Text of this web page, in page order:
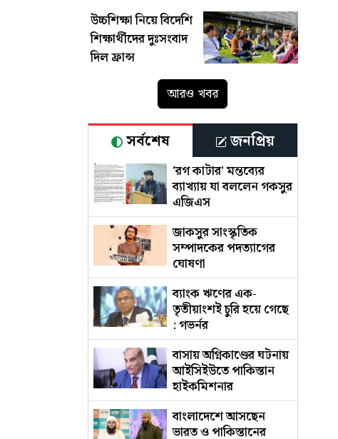
উচ্চশিক্ষা নিয়ে বিদেশি
শিক্ষার্থীদের দুঃসংবাদ
দিল ফ্রান্স
আরও খবর
সর্বশেষ জনপ্রিয়
'রগ কাটার' মন্তব্যের
ব্যাখ্যায় যা বললেন গকসুর
এজিএস
জাকসুর সাংস্কৃতিক
সম্পাদকের পদত্যাগের
ঘোষণা
ব্যাংক ঋণের এক-
তৃতীয়াংশই চুরি হয়ে গেছে
: গভর্নর
বাসায় অগ্নিকাণ্ডের ঘটনায়
আইসিইউতে পাকিস্তান
হাইকমিশনার
বাংলাদেশে আসছেন
ভারত ও পাকিস্তানের